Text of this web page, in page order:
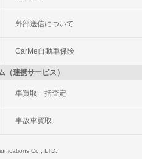
外部送信について
CarMe自動車保険
（連携サービス）
車買取一括査定
事故車買取
Co., LTD.